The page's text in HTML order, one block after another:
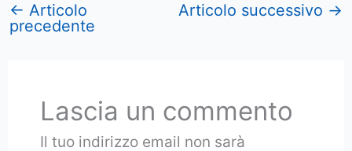
← Articolo
precedente
Articolo successivo →
Lascia un commento
Il tuo indirizzo email non sarà